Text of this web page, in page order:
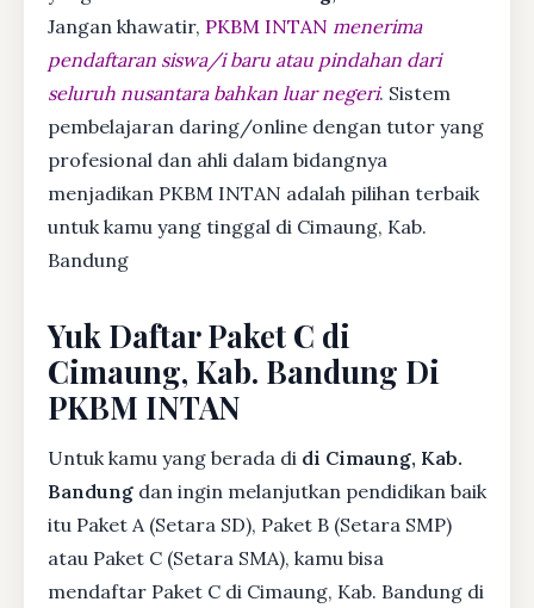
Jangan khawatir, PKBM INTAN menerima
pendaftaran siswa/i baru atau pindahan dari
seluruh nusantara bahkan luar negeri. Sistem
pembelajaran daring/online dengan tutor yang
profesional dan ahli dalam bidangnya
menjadikan PKBM INTAN adalah pilihan terbaik
untuk kamu yang tinggal di Cimaung, Kab.
Bandung
Yuk Daftar Paket C di
Cimaung, Kab. Bandung Di
PKBM INTAN
Untuk kamu yang berada di di Cimaung, Kab.
Bandung dan ingin melanjutkan pendidikan baik
itu Paket A (Setara SD), Paket B (Setara SMP)
atau Paket C (Setara SMA), kamu bisa
mendaftar Paket C di Cimaung, Kab. Bandung di